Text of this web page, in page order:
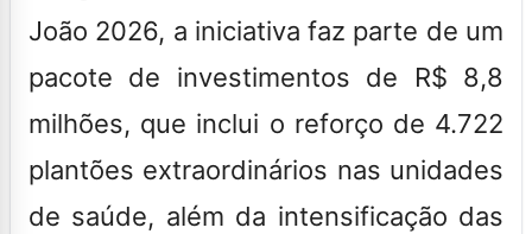
João 2026, a iniciativa faz parte de um
pacote de investimentos de R$ 8,8
milhões, que inclui o reforço de 4.722
plantões extraordinários nas unidades
de saúde, além da intensificação das